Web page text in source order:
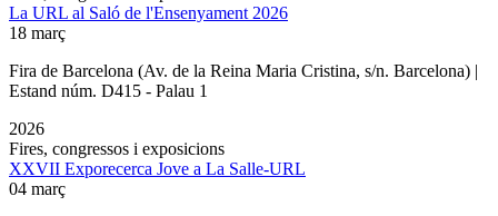
La URL al Saló de l'Ensenyament 2026
18 març
Fira de Barcelona (Av. de la Reina Maria Cristina, s/n. Barcelona) |
Estand núm. D415 - Palau 1
2026
Fires, congressos i exposicions
XXVII Exporecerca Jove a La Salle-URL
04 març